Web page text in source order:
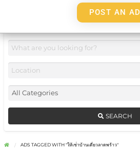
POST AN AD
SEARCH
ADS TAGGED WITH "ให้เช่่าบ้านเดี่ยวลาดพร้าว"